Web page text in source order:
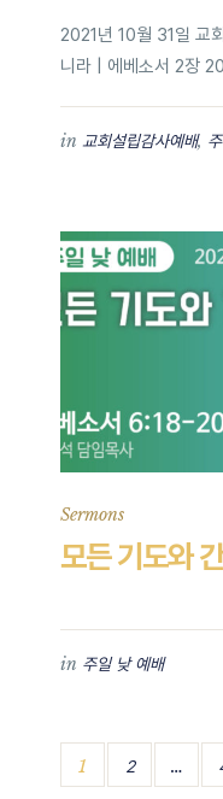
2021년 10월 31일 교
니라 | 에베소서 2장
in 교회설립감사예배,
Sermons
모든 기도와
in 주일 낮 예배
1 2 …